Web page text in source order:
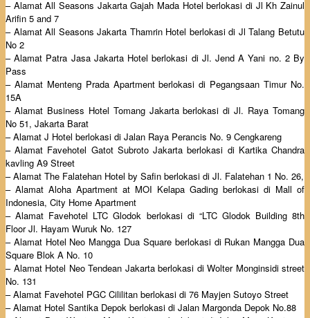
– Alamat All Seasons Jakarta Gajah Mada Hotel berlokasi di Jl Kh Zainul
Arifin 5 and 7
– Alamat All Seasons Jakarta Thamrin Hotel berlokasi di Jl Talang Betutu
No 2
– Alamat Patra Jasa Jakarta Hotel berlokasi di Jl. Jend A Yani no. 2 By
Pass
– Alamat Menteng Prada Apartment berlokasi di Pegangsaan Timur No.
15A
– Alamat Business Hotel Tomang Jakarta berlokasi di Jl. Raya Tomang
No 51, Jakarta Barat
– Alamat J Hotel berlokasi di Jalan Raya Perancis No. 9 Cengkareng
– Alamat Favehotel Gatot Subroto Jakarta berlokasi di Kartika Chandra
kavling A9 Street
– Alamat The Falatehan Hotel by Safin berlokasi di Jl. Falatehan 1 No. 26,
– Alamat Aloha Apartment at MOI Kelapa Gading berlokasi di Mall of
Indonesia, City Home Apartment
– Alamat Favehotel LTC Glodok berlokasi di “LTC Glodok Building 8th
Floor Jl. Hayam Wuruk No. 127
– Alamat Hotel Neo Mangga Dua Square berlokasi di Rukan Mangga Dua
Square Blok A No. 10
– Alamat Hotel Neo Tendean Jakarta berlokasi di Wolter Monginsidi street
No. 131
– Alamat Favehotel PGC Cililitan berlokasi di 76 Mayjen Sutoyo Street
– Alamat Hotel Santika Depok berlokasi di Jalan Margonda Depok No.88